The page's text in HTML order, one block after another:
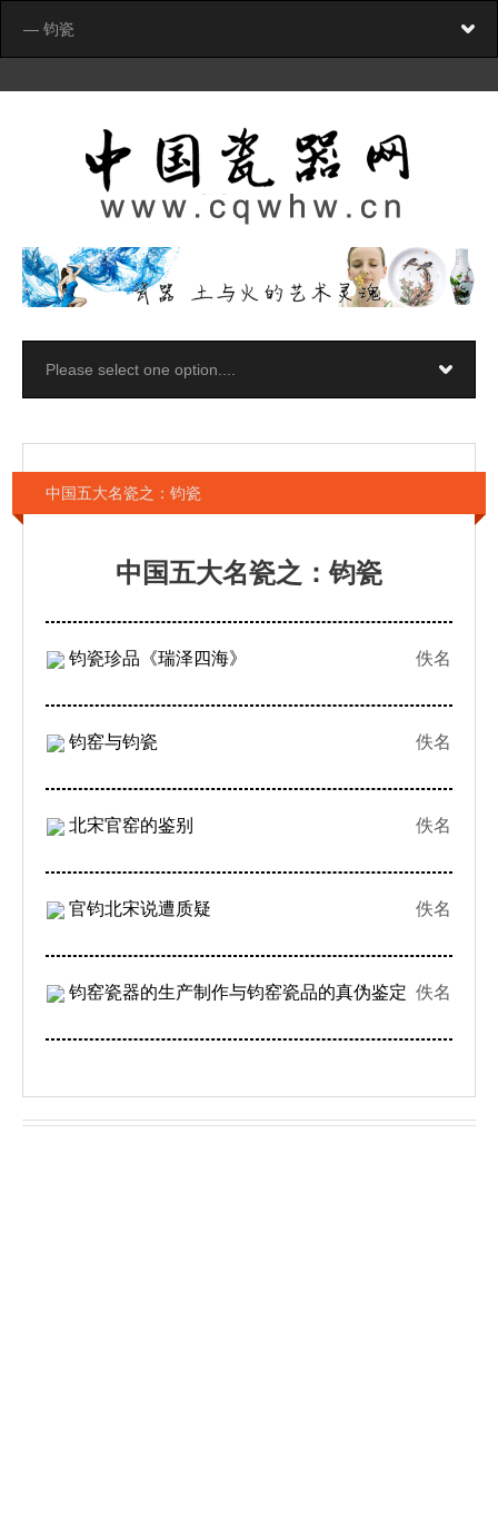
中国五大名瓷之：钧瓷
中国五大名瓷之：钧瓷
钧瓷珍品《瑞泽四海》 佚名
钧窑与钧瓷 佚名
北宋官窑的鉴别 佚名
官钧北宋说遭质疑 佚名
钧窑瓷器的生产制作与钧窑瓷品的真伪鉴定 佚名